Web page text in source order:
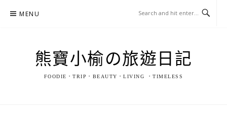
MENU
熊寶小榆の旅遊日記
FOODIE．TRIP．BEAUTY．LIVING ．TIMELESS